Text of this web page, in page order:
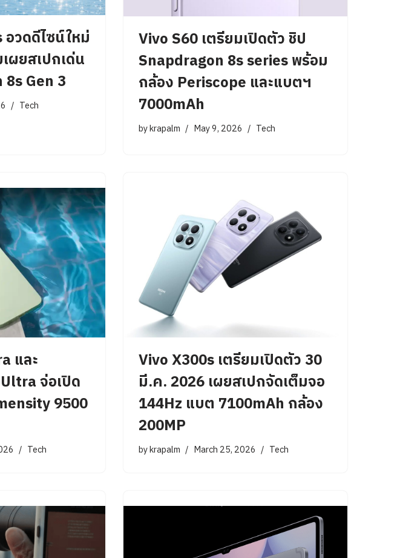
อวดดีไซน์ใหม่
ผยสเปกเด่น
Gen 3
Tech
Vivo S60 เตรียมเปิดตัว ชิป
Snapdragon 8s series พร้อม
กล้อง Periscope และแบตฯ
7000mAh
bykrapalm May 9, 2026 Tech
และ
จ่อเปิด
9500
Tech
Vivo X300s เตรียมเปิดตัว 30
มี.ค. 2026 เผยสเปกจัดเต็มจอ
144Hz แบต 7100mAh กล้อง
200MP
bykrapalm March 25, 2026 Tech